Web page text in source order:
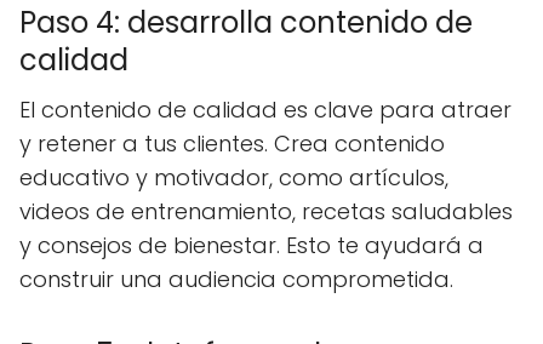
Paso 4: desarrolla contenido de
calidad
El contenido de calidad es clave para atraer
y retener a tus clientes. Crea contenido
educativo y motivador, como artículos,
videos de entrenamiento, recetas saludables
y consejos de bienestar. Esto te ayudará a
construir una audiencia comprometida.